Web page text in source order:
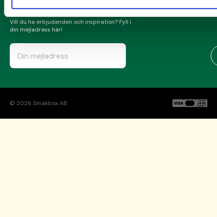
NYHETSBREV
Vill du ha erbjudanden och inspiration? Fyll i
din mejladress här!
© 2026 Smakbox AB